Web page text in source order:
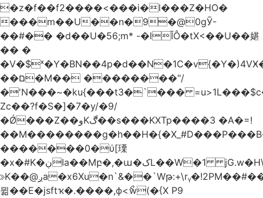
�z�f��f2����<���i�l���Z�HO�
���m��U��n�9�@0gӮ-
��#�� �d��U�56;m* -�lĬÔ�tX<��U��媅
�� �
��ם�M�� ��������"/
�'N���~�ku{���t3�`���
Zc��?f�S�]�7�y/�9/
�Ǿ���Z��وKڰ��s���KXTp����3 �A�=!
��M��������g�h��H�{�X_#D�
�������0�ύ[瑮
�x�#K�ڹIa��Mբ�,�ա�کL��W�1 jG.w�H\^8Z��n�]KUL{�z>7[n@A���<�M;_t�PwM;Ӝ��R�&����ki�j�����n0� u{�;j������Q��,�E2�t�Ӊ�/<�Qm�fo�/
≫K��@ږa�x6Xu�n`&��`Wթ:+\rᵧ�!2PM��#���=�>��ZTبrP�
뮒��E�jsftҡ�.����,ϕ<ޯw(�{X P9